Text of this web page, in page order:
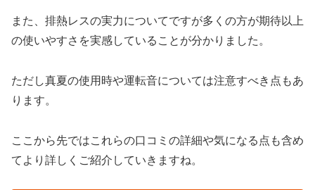
また、排熱レスの実力についてですが多くの方が期待以上
の使いやすさを実感していることが分かりました。
ただし真夏の使用時や運転音については注意すべき点もあ
ります。
ここから先ではこれらの口コミの詳細や気になる点も含め
てより詳しくご紹介していきますね。